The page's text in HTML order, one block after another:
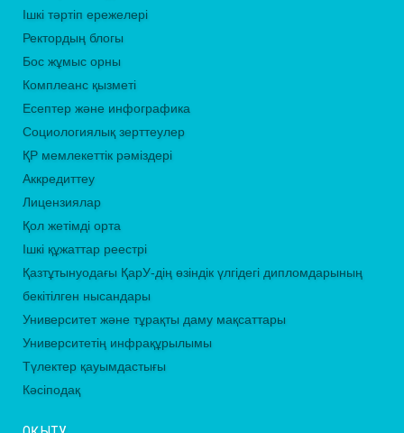
Ішкі тәртіп ережелері
Ректордың блогы
Бос жұмыс орны
Комплеанс қызметі
Есептер және инфографика
Социологиялық зерттеулер
ҚР мемлекеттік рәміздері
Аккредиттеу
Лицензиялар
Қол жетімді орта
Ішкі құжаттар реестрі
Қазтұтынуодағы ҚарУ-дің өзіндік үлгідегі дипломдарының
бекітілген нысандары
Университет және тұрақты даму мақсаттары
Университетің инфрақұрылымы
Түлектер қауымдастығы
Кәсіподақ